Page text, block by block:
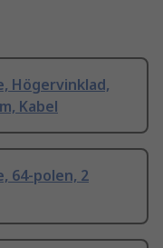
Högervinklad,
Kabel
64-polen, 2